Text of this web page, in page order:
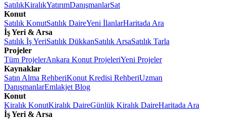
SatılıkKiralıkYatırımDanışmanlarSat
Konut
Satılık KonutSatılık DaireYeni İlanlarHaritada Ara
İş Yeri & Arsa
Satılık İş YeriSatılık DükkanSatılık ArsaSatılık Tarla
Projeler
Tüm ProjelerAnkara Konut ProjeleriYeni Projeler
Kaynaklar
Satın Alma RehberiKonut Kredisi RehberiUzman
DanışmanlarEmlakjet Blog
Konut
Kiralık KonutKiralık DaireGünlük Kiralık DaireHaritada Ara
İş Yeri & Arsa